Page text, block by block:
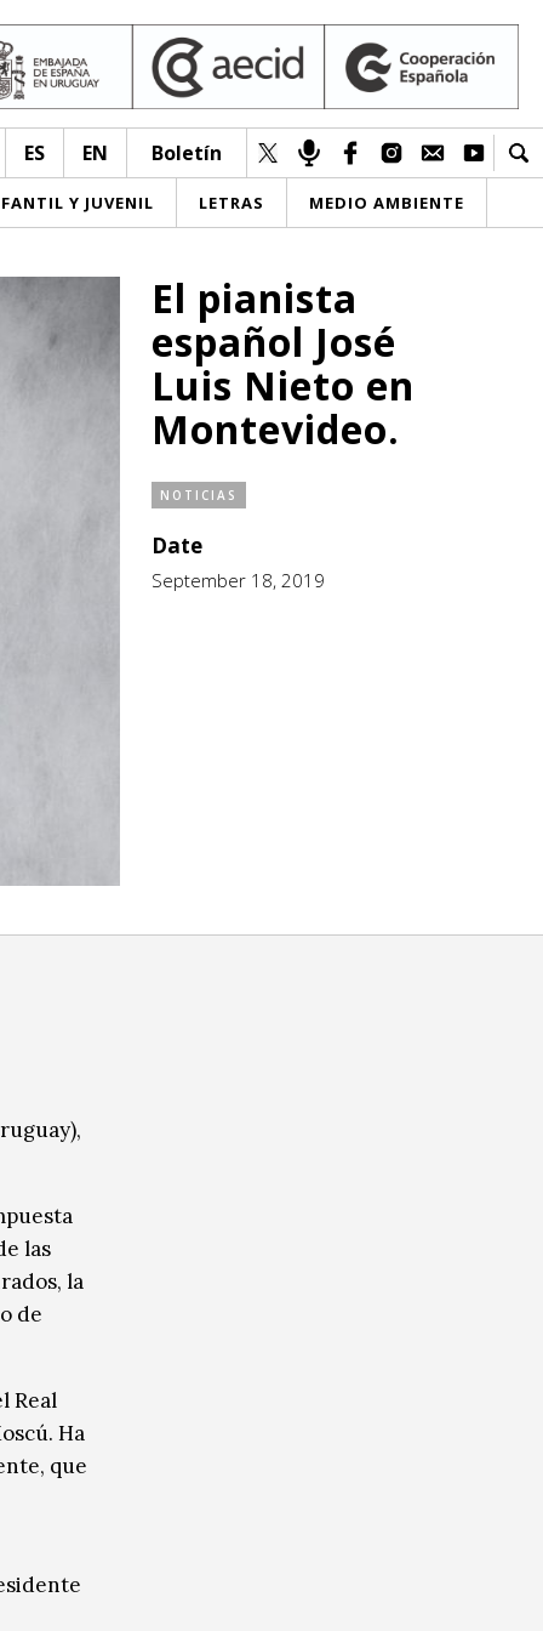
ES EN Boletín
Y JUVENIL LETRAS MEDIO AMBIENTE
El pianista
español José
Luis Nieto en
Montevideo.
NOTICIAS
Date
September 18, 2019
las
la
de
Real
Ha
que